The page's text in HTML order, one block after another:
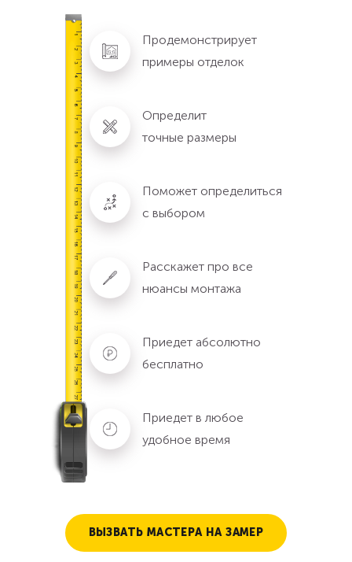
Продемонстрирует
примеры отделок
Определит
точные размеры
Поможет определиться
с выбором
Расскажет про все
нюансы монтажа
Приедет абсолютно
бесплатно
Приедет в любое
удобное время
ВЫЗВАТЬ МАСТЕРА НА ЗАМЕР